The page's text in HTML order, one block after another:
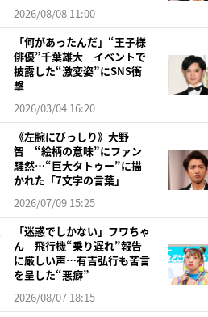
2026/08/08 11:00
「何があったんだ」“王子様
俳優”千葉雄大 イベントで
披露した“激変姿”にSNS衝
撃
2026/03/04 16:20
《左腕にびっしり》大野
智 “絵柄の意味”にファン
騒然…“巨大タトゥー”に描
かれた「7文字の言葉」
2026/07/09 15:25
「迷惑でしかない」フワちゃ
ん 飛行機“乗り遅れ”報告
に厳しい声…有吉弘行も苦言
を呈した“悪癖”
2026/08/07 18:15